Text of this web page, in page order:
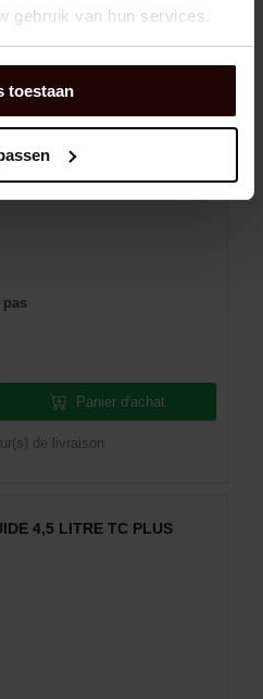
gebruik van hun services.
toestaan
10 LITRE TC PLUS
pas
Panier d'achat
de livraison
4,5 LITRE TC PLUS